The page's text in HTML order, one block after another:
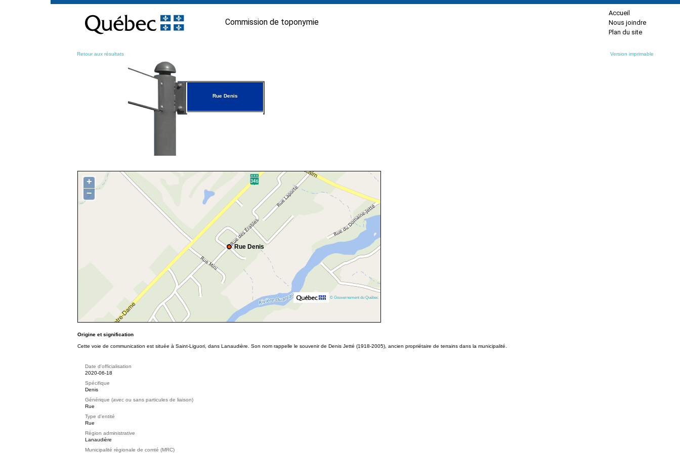
contenu
Commission de toponymie
Accueil
Nous joindre
Plan du site
Retour aux résultats Version imprimable
Rue Denis
Rue Denis
+
−
© Gouvernement du Québec
Origine et signification
Cette voie de communication est située à Saint-Liguori, dans Lanaudière. Son nom rappelle le souvenir de Denis Jetté (1918-2005), ancien propriétaire de terrains dans la municipalité.
Date d'officialisation
2020-06-18
Spécifique
Denis
Générique (avec ou sans particules de liaison)
Rue
Type d'entité
Rue
Région administrative
Lanaudière
Municipalité régionale de comté (MRC)